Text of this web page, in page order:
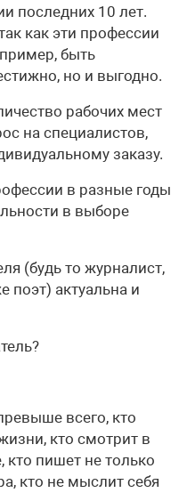
последних 10 лет.
как эти профессии
быть
но и выгодно.
рабочих мест
на специалистов,
заказу.
в разные годы
в выборе
(будь то журналист,
поэт) актуальна и
всего, кто
кто смотрит в
кто пишет не только
кто не мыслит себя